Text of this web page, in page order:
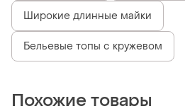
Широкие длинные майки
Бельевые топы с кружевом
Похожие товары